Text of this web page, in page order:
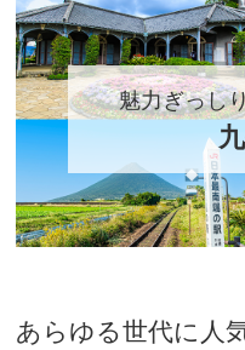
魅力ぎっし
あらゆる世代に人